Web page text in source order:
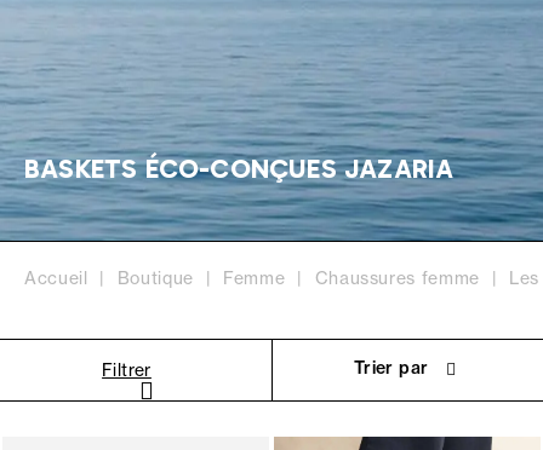
BASKETS ÉCO-CONÇUES JAZARIA
Accueil Boutique Femme Chaussures femme
Filtrer Trier par